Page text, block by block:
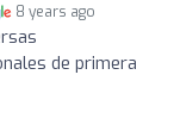
8 years ago
de primera